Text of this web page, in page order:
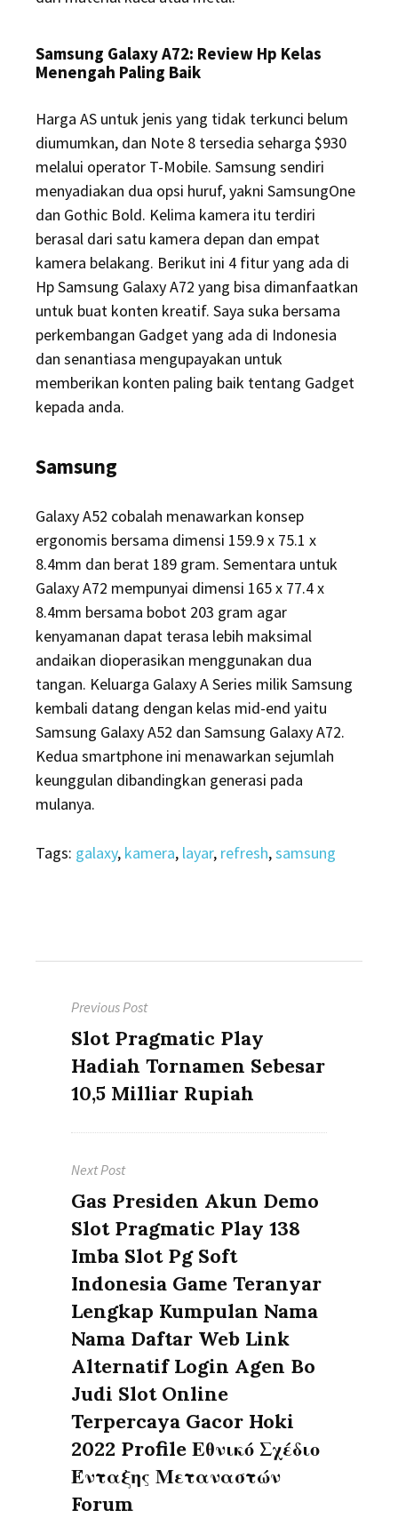
Samsung Galaxy A72: Review Hp Kelas
Menengah Paling Baik
Harga AS untuk jenis yang tidak terkunci belum
diumumkan, dan Note 8 tersedia seharga $930
melalui operator T-Mobile. Samsung sendiri
menyadiakan dua opsi huruf, yakni SamsungOne
dan Gothic Bold. Kelima kamera itu terdiri
berasal dari satu kamera depan dan empat
kamera belakang. Berikut ini 4 fitur yang ada di
Hp Samsung Galaxy A72 yang bisa dimanfaatkan
untuk buat konten kreatif. Saya suka bersama
perkembangan Gadget yang ada di Indonesia
dan senantiasa mengupayakan untuk
memberikan konten paling baik tentang Gadget
kepada anda.
Samsung
Galaxy A52 cobalah menawarkan konsep
ergonomis bersama dimensi 159.9 x 75.1 x
8.4mm dan berat 189 gram. Sementara untuk
Galaxy A72 mempunyai dimensi 165 x 77.4 x
8.4mm bersama bobot 203 gram agar
kenyamanan dapat terasa lebih maksimal
andaikan dioperasikan menggunakan dua
tangan. Keluarga Galaxy A Series milik Samsung
kembali datang dengan kelas mid-end yaitu
Samsung Galaxy A52 dan Samsung Galaxy A72.
Kedua smartphone ini menawarkan sejumlah
keunggulan dibandingkan generasi pada
mulanya.
Tags: galaxy, kamera, layar, refresh,samsung
navigation
Previous Post
Previous
post:
Slot Pragmatic Play
Hadiah Tornamen Sebesar
10,5 Milliar Rupiah
Next Post
Next
post:
Gas Presiden Akun Demo
Slot Pragmatic Play 138
Imba Slot Pg Soft
Indonesia Game Teranyar
Lengkap Kumpulan Nama
Nama Daftar Web Link
Alternatif Login Agen Bo
Judi Slot Online
Terpercaya Gacor Hoki
2022 Profile Εθνικό Σχέδιο
Ένταξης Μεταναστών
Forum